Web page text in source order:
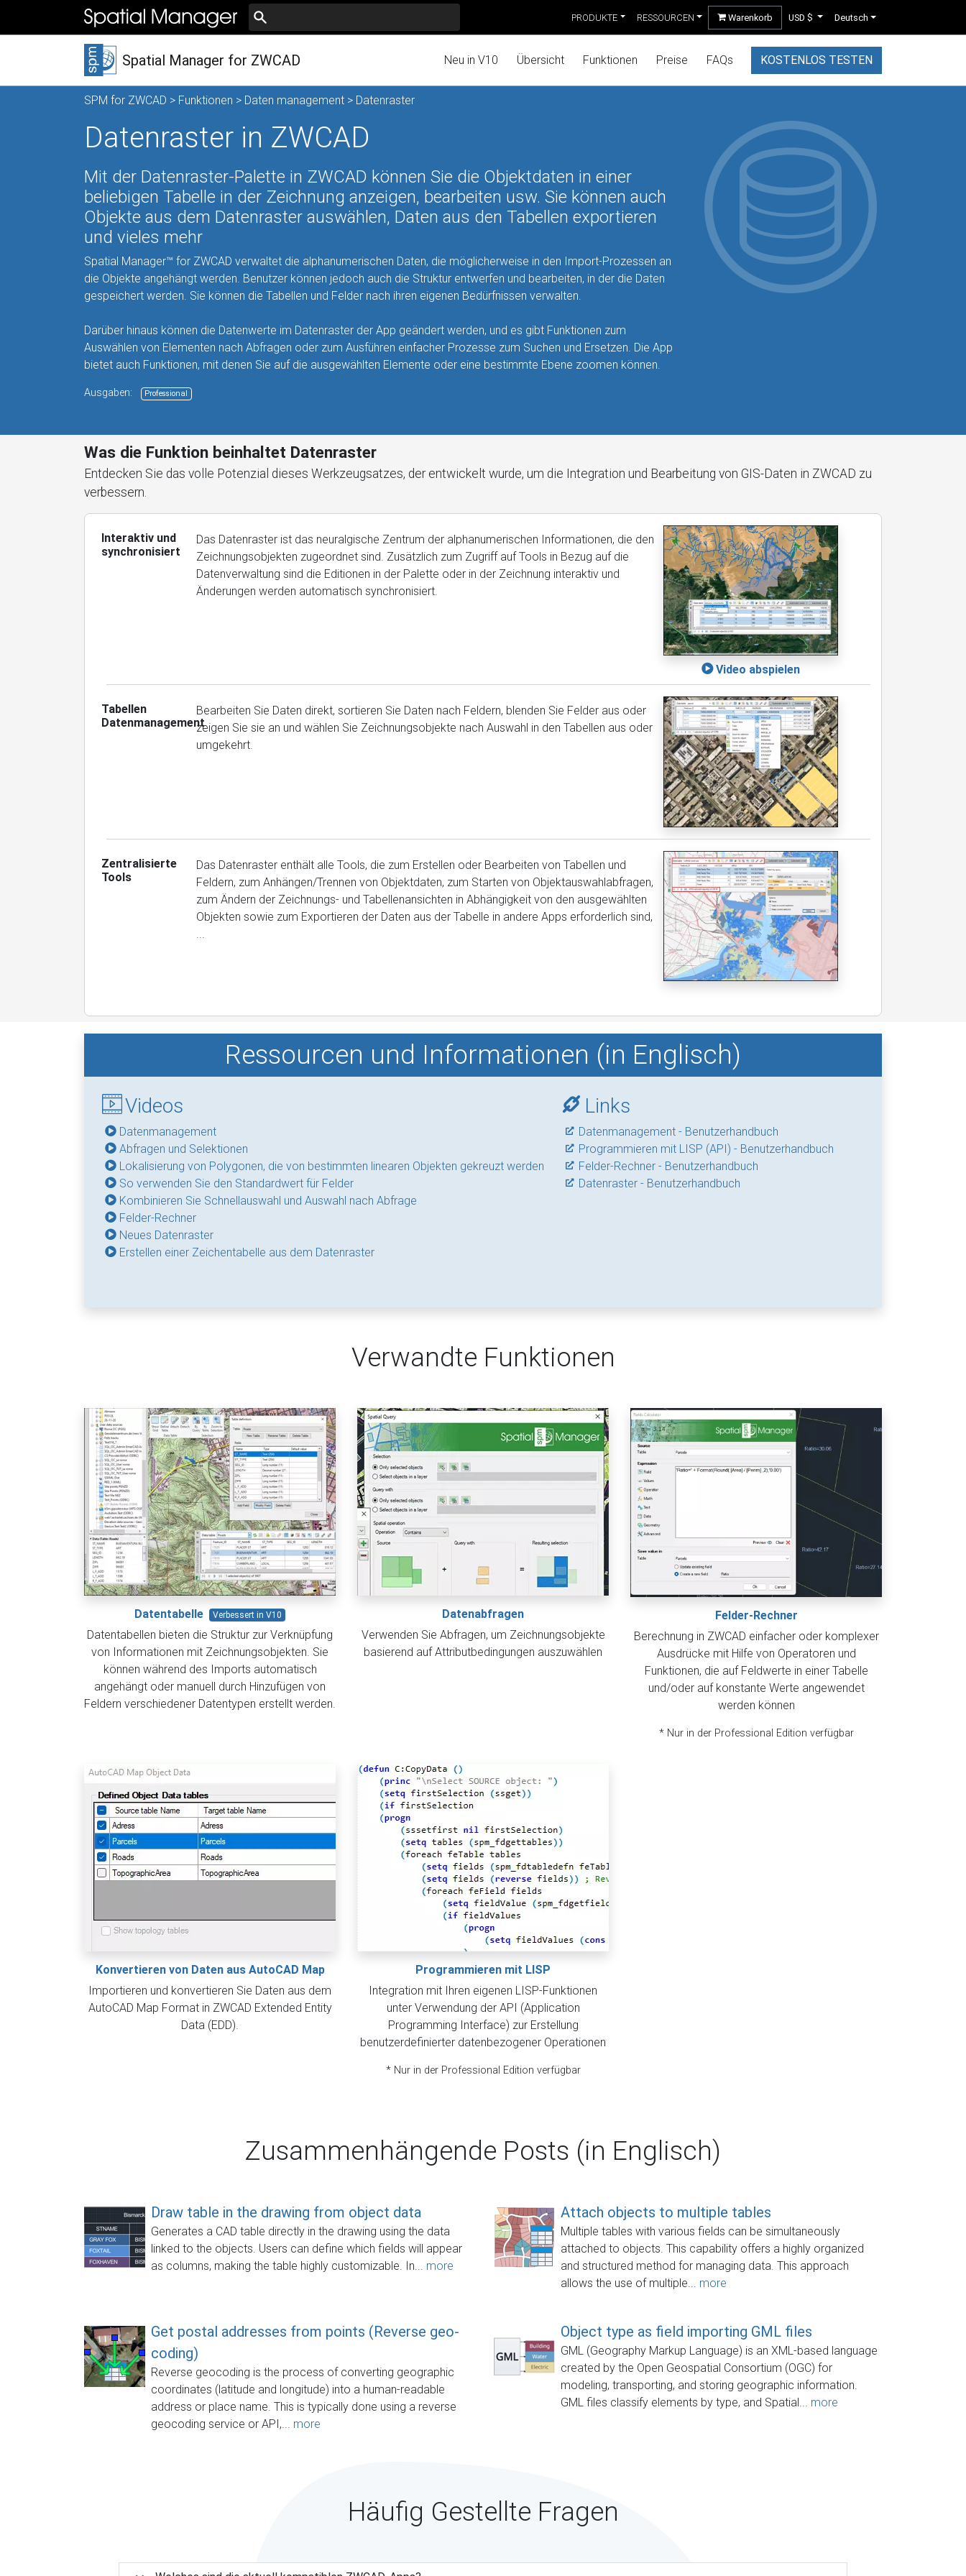
PRODUKTE RESSOURCEN Warenkorb USD $ Deutsch
Spatial Manager for ZWCAD Neu in V10 Übersicht Funktionen Preise FAQs KOSTENLOS TESTEN
SPM for ZWCAD > Funktionen > Daten management > Datenraster
Datenraster in ZWCAD
Mit der Datenraster-Palette in ZWCAD können Sie die Objektdaten in einer
beliebigen Tabelle in der Zeichnung anzeigen, bearbeiten usw. Sie können auch
Objekte aus dem Datenraster auswählen, Daten aus den Tabellen exportieren
und vieles mehr
Spatial Manager™ for ZWCAD verwaltet die alphanumerischen Daten, die möglicherweise in den Import-Prozessen an
die Objekte angehängt werden. Benutzer können jedoch auch die Struktur entwerfen und bearbeiten, in der die Daten
gespeichert werden. Sie können die Tabellen und Felder nach ihren eigenen Bedürfnissen verwalten.
Darüber hinaus können die Datenwerte im Datenraster der App geändert werden, und es gibt Funktionen zum
Auswählen von Elementen nach Abfragen oder zum Ausführen einfacher Prozesse zum Suchen und Ersetzen. Die App
bietet auch Funktionen, mit denen Sie auf die ausgewählten Elemente oder eine bestimmte Ebene zoomen können.
Ausgaben: Professional
Was die Funktion beinhaltet Datenraster
Entdecken Sie das volle Potenzial dieses Werkzeugsatzes, der entwickelt wurde, um die Integration und Bearbeitung von GIS-Daten in ZWCAD zu
verbessern.
Interaktiv und
synchronisiert
Das Datenraster ist das neuralgische Zentrum der alphanumerischen Informationen, die den
Zeichnungsobjekten zugeordnet sind. Zusätzlich zum Zugriff auf Tools in Bezug auf die
Datenverwaltung sind die Editionen in der Palette oder in der Zeichnung interaktiv und
Änderungen werden automatisch synchronisiert.
Video abspielen
Tabellen
Datenmanagement
Bearbeiten Sie Daten direkt, sortieren Sie Daten nach Feldern, blenden Sie Felder aus oder
zeigen Sie sie an und wählen Sie Zeichnungsobjekte nach Auswahl in den Tabellen aus oder
umgekehrt.
Zentralisierte
Tools
Das Datenraster enthält alle Tools, die zum Erstellen oder Bearbeiten von Tabellen und
Feldern, zum Anhängen/Trennen von Objektdaten, zum Starten von Objektauswahlabfragen,
zum Ändern der Zeichnungs- und Tabellenansichten in Abhängigkeit von den ausgewählten
Objekten sowie zum Exportieren der Daten aus der Tabelle in andere Apps erforderlich sind,
Ressourcen und Informationen (in Englisch)
Videos
Datenmanagement
Abfragen und Selektionen
Lokalisierung von Polygonen, die von bestimmten linearen Objekten gekreuzt werden
So verwenden Sie den Standardwert für Felder
Kombinieren Sie Schnellauswahl und Auswahl nach Abfrage
Felder-Rechner
Neues Datenraster
Erstellen einer Zeichentabelle aus dem Datenraster
Links
Datenmanagement - Benutzerhandbuch
Programmieren mit LISP (API) - Benutzerhandbuch
Felder-Rechner - Benutzerhandbuch
Datenraster - Benutzerhandbuch
Verwandte Funktionen
Datentabelle Verbessert in V10
Datentabellen bieten die Struktur zur Verknüpfung
von Informationen mit Zeichnungsobjekten. Sie
können während des Imports automatisch
angehängt oder manuell durch Hinzufügen von
Feldern verschiedener Datentypen erstellt werden.
Datenabfragen
Verwenden Sie Abfragen, um Zeichnungsobjekte
basierend auf Attributbedingungen auszuwählen
Felder-Rechner
Berechnung in ZWCAD einfacher oder komplexer
Ausdrücke mit Hilfe von Operatoren und
Funktionen, die auf Feldwerte in einer Tabelle
und/oder auf konstante Werte angewendet
werden können
* Nur in der Professional Edition verfügbar
Konvertieren von Daten aus AutoCAD Map
Importieren und konvertieren Sie Daten aus dem
AutoCAD Map Format in ZWCAD Extended Entity
Data (EDD).
Programmieren mit LISP
Integration mit Ihren eigenen LISP-Funktionen
unter Verwendung der API (Application
Programming Interface) zur Erstellung
benutzerdefinierter datenbezogener Operationen
* Nur in der Professional Edition verfügbar
Zusammenhängende Posts (in Englisch)
Draw table in the drawing from object data
Generates a CAD table directly in the drawing using the data
linked to the objects. Users can define which fields will appear
as columns, making the table highly customizable. In... more
Attach objects to multiple tables
Multiple tables with various fields can be simultaneously
attached to objects. This capability offers a highly organized
and structured method for managing data. This approach
allows the use of multiple... more
Get postal addresses from points (Reverse geo-
coding)
Reverse geocoding is the process of converting geographic
coordinates (latitude and longitude) into a human-readable
address or place name. This is typically done using a reverse
geocoding service or API,... more
Object type as field importing GML files
GML (Geography Markup Language) is an XML-based language
created by the Open Geospatial Consortium (OGC) for
modeling, transporting, and storing geographic information.
GML files classify elements by type, and Spatial... more
Häufig Gestellte Fragen